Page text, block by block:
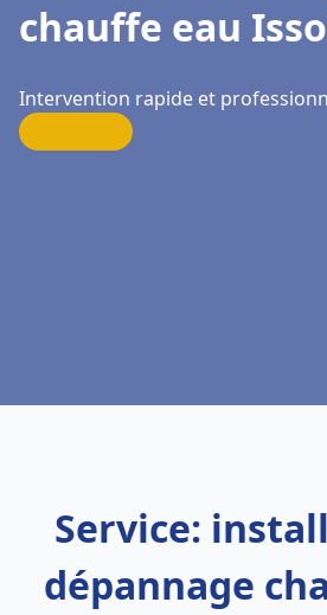
chauffe eau
Intervention rapide et
Service:
dépannage